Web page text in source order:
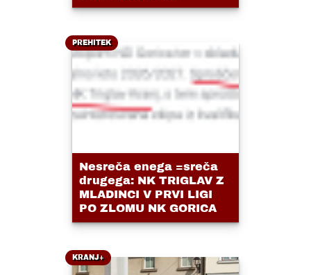
PREHITEK
Nesreča enega =sreča
drugega: NK TRIGLAV Z
MLADINCI V PRVI LIGI
PO ZLOMU NK GORICA
KRANJ+